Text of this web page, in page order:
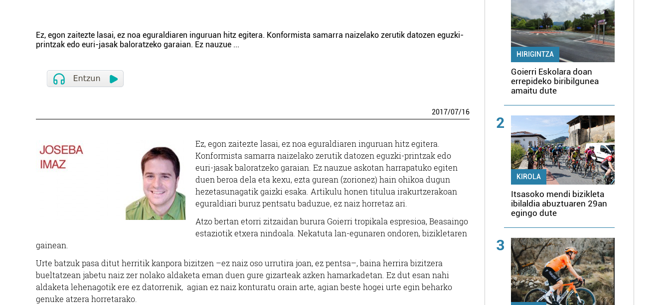
Ez, egon zaitezte lasai, ez noa eguraldiaren inguruan hitz egitera. Konformista samarra naizelako zerutik datozen eguzki-
printzak edo euri-jasak baloratzeko garaian. Ez nauzue ...
2017/07/16
Ez, egon zaitezte lasai, ez noa eguraldiaren inguruan hitz egitera.
Konformista samarra naizelako zerutik datozen eguzki-printzak edo
euri-jasak baloratzeko garaian. Ez nauzue askotan harrapatuko egiten
duen beroa dela eta kexu, ezta gurean (zorionez) hain ohikoa dugun
hezetasunagatik gaizki esaka. Artikulu honen titulua irakurtzerakoan
eguraldiari buruz pentsatu baduzue, ez naiz horretaz ari.
Atzo bertan etorri zitzaidan burura Goierri tropikala espresioa, Beasaingo
estaziotik etxera nindoala. Nekatuta lan-egunaren ondoren, bizikletaren
gainean.
Urte batzuk pasa ditut herritik kanpora bizitzen –ez naiz oso urrutira joan, ez pentsa–, baina herrira bizitzera
bueltatzean jabetu naiz zer nolako aldaketa eman duen gure gizarteak azken hamarkadetan. Ez dut esan nahi
aldaketa lehenagotik ere ez datorrenik, agian ez naiz konturatu orain arte, agian beste hogei urte egin beharko
genuke atzera horretarako.
HIRIGINTZA
Goierri Eskolara doan
errepideko biribilgunea
amaitu dute
2
KIROLA
Itsasoko mendi bizikleta
ibilaldia abuztuaren 29an
egingo dute
3